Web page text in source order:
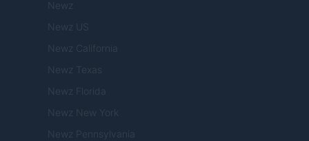
Newz
Newz US
Newz California
Newz Texas
Newz Florida
Newz New York
Newz Pennsylvania